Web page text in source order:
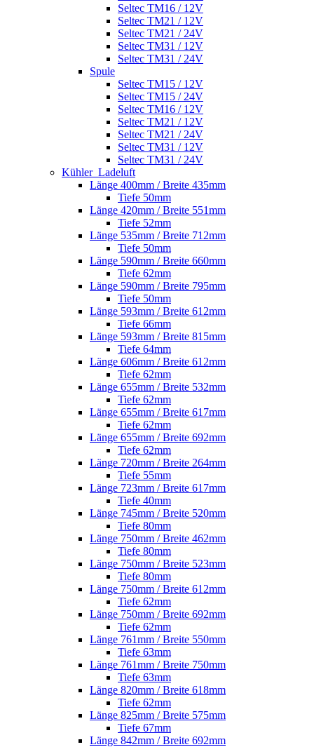
Seltec TM16 / 12V
Seltec TM21 / 12V
Seltec TM21 / 24V
Seltec TM31 / 12V
Seltec TM31 / 24V
Spule
Seltec TM15 / 12V
Seltec TM15 / 24V
Seltec TM16 / 12V
Seltec TM21 / 12V
Seltec TM21 / 24V
Seltec TM31 / 12V
Seltec TM31 / 24V
Kühler_Ladeluft
Länge 400mm / Breite 435mm
Tiefe 50mm
Länge 420mm / Breite 551mm
Tiefe 52mm
Länge 535mm / Breite 712mm
Tiefe 50mm
Länge 590mm / Breite 660mm
Tiefe 62mm
Länge 590mm / Breite 795mm
Tiefe 50mm
Länge 593mm / Breite 612mm
Tiefe 66mm
Länge 593mm / Breite 815mm
Tiefe 64mm
Länge 606mm / Breite 612mm
Tiefe 62mm
Länge 655mm / Breite 532mm
Tiefe 62mm
Länge 655mm / Breite 617mm
Tiefe 62mm
Länge 655mm / Breite 692mm
Tiefe 62mm
Länge 720mm / Breite 264mm
Tiefe 55mm
Länge 723mm / Breite 617mm
Tiefe 40mm
Länge 745mm / Breite 520mm
Tiefe 80mm
Länge 750mm / Breite 462mm
Tiefe 80mm
Länge 750mm / Breite 523mm
Tiefe 80mm
Länge 750mm / Breite 612mm
Tiefe 62mm
Länge 750mm / Breite 692mm
Tiefe 62mm
Länge 761mm / Breite 550mm
Tiefe 63mm
Länge 761mm / Breite 750mm
Tiefe 63mm
Länge 820mm / Breite 618mm
Tiefe 62mm
Länge 825mm / Breite 575mm
Tiefe 67mm
Länge 842mm / Breite 692mm